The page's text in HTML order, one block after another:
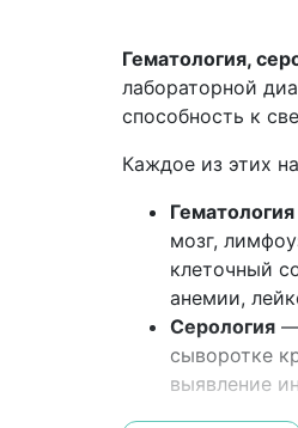
Гематология,
лабораторной
способность к
Каждое из этих
Гематология
мозг,
клеточный
анемии,
Серология —
сыворотке
выявление